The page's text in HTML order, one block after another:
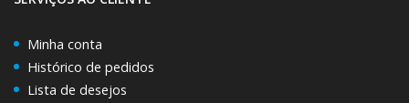
Minha conta
Histórico de pedidos
Lista de desejos